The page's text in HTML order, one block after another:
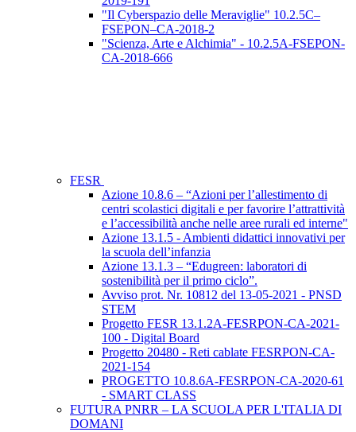
"Il Cyberspazio delle Meraviglie" 10.2.5C–
FSEPON–CA-2018-2
"Scienza, Arte e Alchimia" - 10.2.5A-FSEPON-
CA-2018-666
FESR
Azione 10.8.6 – “Azioni per l’allestimento di
centri scolastici digitali e per favorire l’attrattività
e l’accessibilità anche nelle aree rurali ed interne"
Azione 13.1.5 - Ambienti didattici innovativi per
la scuola dell’infanzia
Azione 13.1.3 – “Edugreen: laboratori di
sostenibilità per il primo ciclo”.
Avviso prot. Nr. 10812 del 13-05-2021 - PNSD
STEM
Progetto FESR 13.1.2A-FESRPON-CA-2021-
100 - Digital Board
Progetto 20480 - Reti cablate FESRPON-CA-
2021-154
PROGETTO 10.8.6A-FESRPON-CA-2020-61
- SMART CLASS
FUTURA PNRR – LA SCUOLA PER L'ITALIA DI
DOMANI